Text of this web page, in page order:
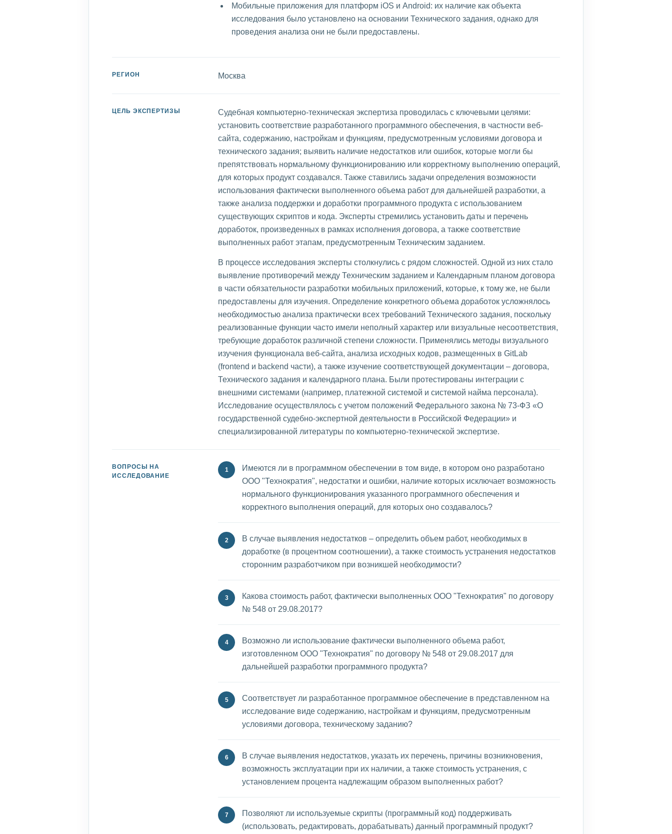
Мобильные приложения для платформ iOS и Android: их наличие как объекта
исследования было установлено на основании Технического задания, однако для
проведения анализа они не были предоставлены.
РЕГИОН Москва
ЦЕЛЬ ЭКСПЕРТИЗЫ
Судебная компьютерно-техническая экспертиза проводилась с ключевыми целями:
установить соответствие разработанного программного обеспечения, в частности веб-
сайта, содержанию, настройкам и функциям, предусмотренным условиями договора и
технического задания; выявить наличие недостатков или ошибок, которые могли бы
препятствовать нормальному функционированию или корректному выполнению операций,
для которых продукт создавался. Также ставились задачи определения возможности
использования фактически выполненного объема работ для дальнейшей разработки, а
также анализа поддержки и доработки программного продукта с использованием
существующих скриптов и кода. Эксперты стремились установить даты и перечень
доработок, произведенных в рамках исполнения договора, а также соответствие
выполненных работ этапам, предусмотренным Техническим заданием.
В процессе исследования эксперты столкнулись с рядом сложностей. Одной из них стало
выявление противоречий между Техническим заданием и Календарным планом договора
в части обязательности разработки мобильных приложений, которые, к тому же, не были
предоставлены для изучения. Определение конкретного объема доработок усложнялось
необходимостью анализа практически всех требований Технического задания, поскольку
реализованные функции часто имели неполный характер или визуальные несоответствия,
требующие доработок различной степени сложности. Применялись методы визуального
изучения функционала веб-сайта, анализа исходных кодов, размещенных в GitLab
(frontend и backend части), а также изучение соответствующей документации – договора,
Технического задания и календарного плана. Были протестированы интеграции с
внешними системами (например, платежной системой и системой найма персонала).
Исследование осуществлялось с учетом положений Федерального закона № 73-ФЗ «О
государственной судебно-экспертной деятельности в Российской Федерации» и
специализированной литературы по компьютерно-технической экспертизе.
ВОПРОСЫ НА
ИССЛЕДОВАНИЕ
Имеются ли в программном обеспечении в том виде, в котором оно разработано
ООО "Технократия", недостатки и ошибки, наличие которых исключает возможность
нормального функционирования указанного программного обеспечения и
корректного выполнения операций, для которых оно создавалось?
В случае выявления недостатков – определить объем работ, необходимых в
доработке (в процентном соотношении), а также стоимость устранения недостатков
сторонним разработчиком при возникшей необходимости?
Какова стоимость работ, фактически выполненных ООО "Технократия" по договору
№ 548 от 29.08.2017?
Возможно ли использование фактически выполненного объема работ,
изготовленном ООО "Технократия" по договору № 548 от 29.08.2017 для
дальнейшей разработки программного продукта?
Соответствует ли разработанное программное обеспечение в представленном на
исследование виде содержанию, настройкам и функциям, предусмотренным
условиями договора, техническому заданию?
В случае выявления недостатков, указать их перечень, причины возникновения,
возможность эксплуатации при их наличии, а также стоимость устранения, с
установлением процента надлежащим образом выполненных работ?
Позволяют ли используемые скрипты (программный код) поддерживать
(использовать, редактировать, дорабатывать) данный программный продукт?